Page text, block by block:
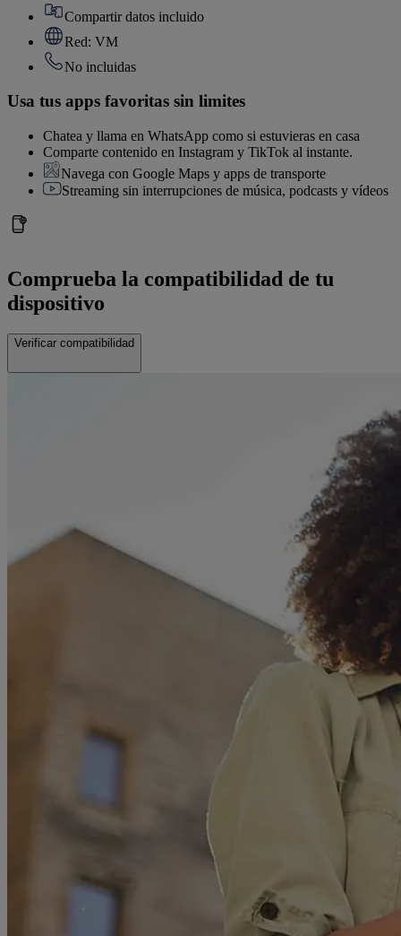
Compartir datos incluido
Red: VM
No incluidas
Usa tus apps favoritas sin limites
Chatea y llama en WhatsApp como si estuvieras en casa
Comparte contenido en Instagram y TikTok al instante.
Navega con Google Maps y apps de transporte
Streaming sin interrupciones de música, podcasts y vídeos
Comprueba la compatibilidad de tu
dispositivo
Verificar compatibilidad